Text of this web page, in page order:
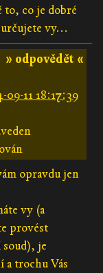
to, co je dobré
vy...
» odpovědět «
09-11 18:17:39
opravdu jen
vy (a
provést
je
a trochu Vás